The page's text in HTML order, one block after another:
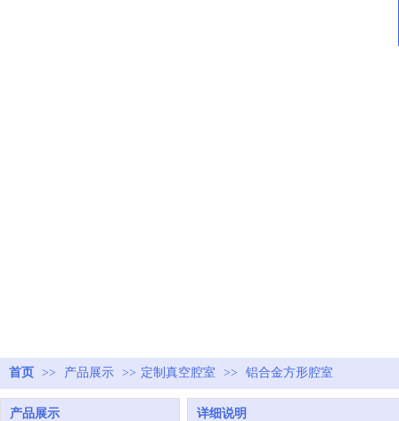
首页 >> 产品展示 >> 定制真空腔室 >> 铝合金方形腔室
产品展示 详细说明